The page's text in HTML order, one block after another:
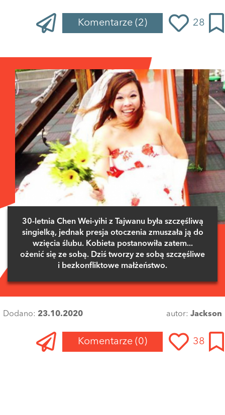
Komentarze (2) 28
30-letnia Chen Wei-yihi z Tajwanu była szczęśliwą
singielką, jednak presja otoczenia zmuszała ją do
wzięcia ślubu. Kobieta postanowiła zatem...
ożenić się ze sobą. Dziś tworzy ze sobą szczęśliwe
i bezkonfliktowe małżeństwo.
Dodano: 23.10.2020 autor: Jackson
Komentarze (0) 38